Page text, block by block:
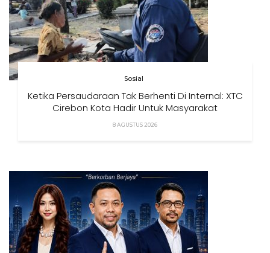
Sosial
Ketika Persaudaraan Tak Berhenti Di Internal: XTC
Cirebon Kota Hadir Untuk Masyarakat
8 AGUSTUS 2026